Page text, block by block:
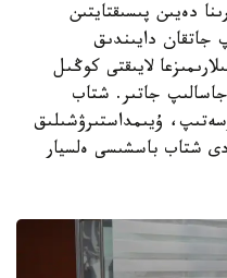
دەيىن پىسىقتايتىن
جاتقان دايىندىق
لايىقتى كوڭىل
جاتىر. شتاب
ۇيىمداستىرۋشىلىق
شتاب باسشىسى ەلسيار